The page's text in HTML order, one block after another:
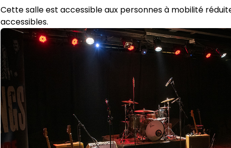
Cette salle est accessible aux personnes à mobilité
accessibles.